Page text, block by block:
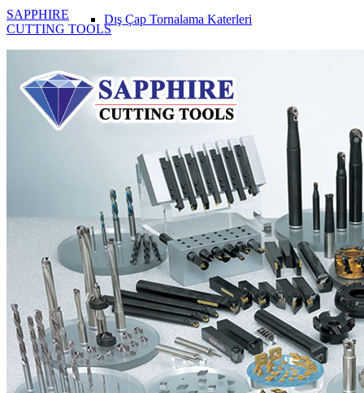
Dış Çap Tornalama Katerleri
Şaftlı Taramalar
Frezeleme Takımları
Tarama Kafaları
Vidalı Taramalar
U-Driller
Katerler
Yedek Parçalar
SAPPHIRE
CUTTING TOOLS